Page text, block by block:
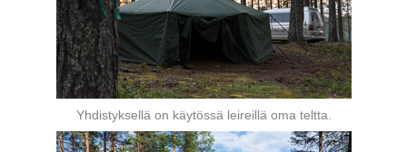
Yhdistyksellä on käytössä leireillä oma teltta.